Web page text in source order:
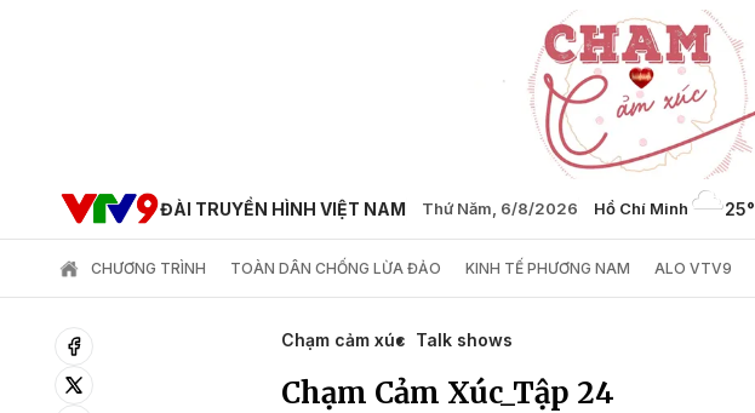
ĐÀI TRUYỀN HÌNH VIỆT NAM Thứ Năm, 6/8/2026 Hồ Chí Minh 25°
CHƯƠNG TRÌNH TOÀN DÂN CHỐNG LỪA ĐẢO KINH TẾ PHƯƠNG NAM ALO VTV9
Chạm cảm xúc Talk shows
Chạm Cảm Xúc_Tập 24